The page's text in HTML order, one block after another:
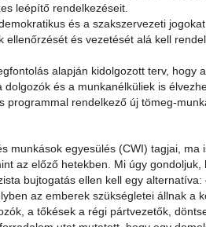
leépítő rendelkezéseit.
és a szakszervezeti jogokat.
ellenőrzését és vezetését alá kell
alapján kidolgozott terv, hogy
és a munkanélküliek is
programmal rendelkező új tömeg-
munkások egyesülés (CWI) tagjai, ma
az előző hetekben. Mi úgy gondoljuk,
bujtogatás ellen kell egy alternatíva:
az emberek szükségletei állnak a
a tőkések a régi pártvezetők,